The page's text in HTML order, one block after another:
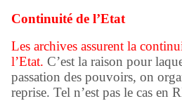
Continuité de l’Etat
Les archives assurent la
l’Etat. C’est la raison pour
passation des pouvoirs, on
reprise. Tel n’est pas le cas en